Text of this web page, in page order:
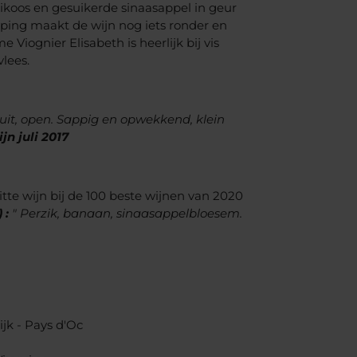
en gesuikerde sinaasappel in geur
maakt de wijn nog iets ronder en
Viognier Elisabeth is heerlijk bij vis
open. Sappig en opwekkend, klein
juli 2017
wijn bij de 100 beste wijnen van 2020
: " Perzik, banaan, sinaasappelbloesem.
- Pays d'Oc